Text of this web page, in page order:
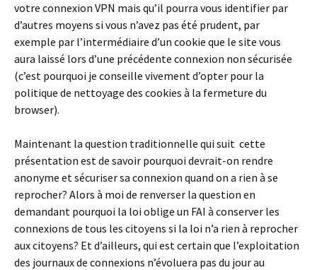
votre connexion VPN mais qu’il pourra vous identifier par
d’autres moyens si vous n’avez pas été prudent, par
exemple par l’intermédiaire d’un cookie que le site vous
aura laissé lors d’une précédente connexion non sécurisée
(c’est pourquoi je conseille vivement d’opter pour la
politique de nettoyage des cookies à la fermeture du
browser).
Maintenant la question traditionnelle qui suit cette
présentation est de savoir pourquoi devrait-on rendre
anonyme et sécuriser sa connexion quand on a rien à se
reprocher? Alors à moi de renverser la question en
demandant pourquoi la loi oblige un FAI à conserver les
connexions de tous les citoyens si la loi n’a rien à reprocher
aux citoyens? Et d’ailleurs, qui est certain que l’exploitation
des journaux de connexions n’évoluera pas du jour au